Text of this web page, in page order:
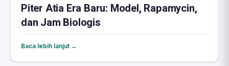
Piter Atia Era Baru: Model, Rapamycin,
dan Jam Biologis
Baca lebih lanjut ←